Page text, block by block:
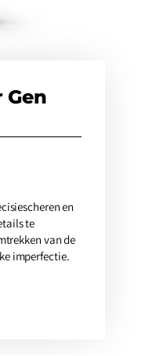
Gen
en
te
van de
imperfectie.